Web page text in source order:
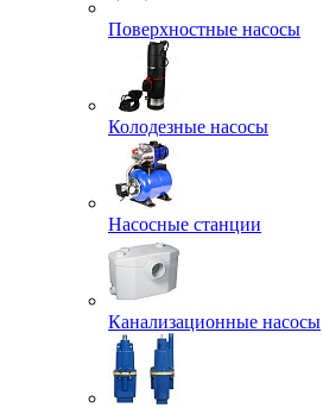
Поверхностные насосы
Колодезные насосы
Насосные станции
Канализационные насосы